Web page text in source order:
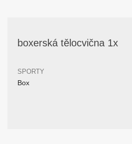
boxerská tělocvična 1x
SPORTY
Box